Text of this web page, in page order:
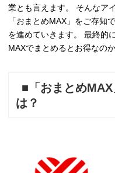
業とも言えます。 そんなア
「おまとめMAX」をご存知
を進めていきます。 最終的
MAXでまとめるとお得なの
■「おまとめ
は？